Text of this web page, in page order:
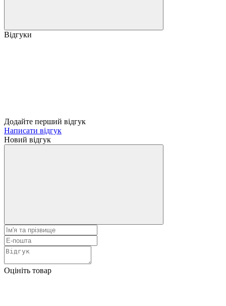
Відгуки
Додайте перший відгук
Написати відгук
Новий відгук
Оцініть товар